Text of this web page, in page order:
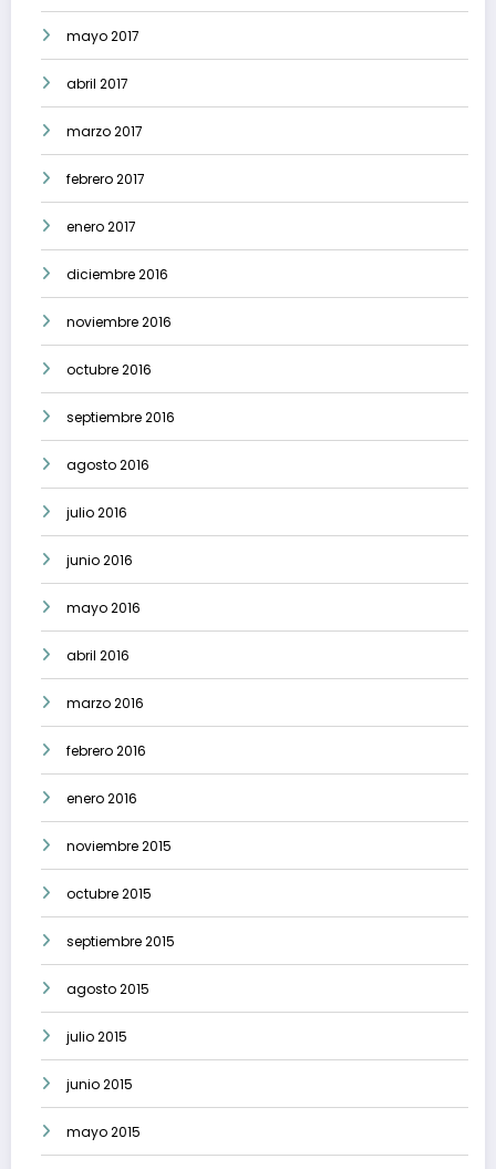
mayo 2017
abril 2017
marzo 2017
febrero 2017
enero 2017
diciembre 2016
noviembre 2016
octubre 2016
septiembre 2016
agosto 2016
julio 2016
junio 2016
mayo 2016
abril 2016
marzo 2016
febrero 2016
enero 2016
noviembre 2015
octubre 2015
septiembre 2015
agosto 2015
julio 2015
junio 2015
mayo 2015